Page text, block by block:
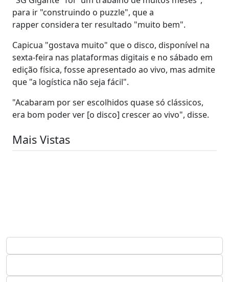
para ir "construindo o puzzle", que a
rapper considera ter resultado "muito bem".
Capicua "gostava muito" que o disco, disponível na
sexta-feira nas plataformas digitais e no sábado em
edição física, fosse apresentado ao vivo, mas admite
que "a logística não seja fácil".
"Acabaram por ser escolhidos quase só clássicos,
era bom poder ver [o disco] crescer ao vivo", disse.
Mais Vistas